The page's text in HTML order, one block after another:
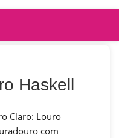
Haskell
Claro: Louro
com